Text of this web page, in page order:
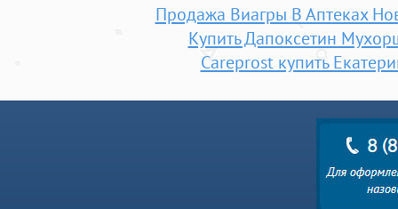
Продажа Виагры В Аптеках
Купить Дапоксетин
Careprost купить